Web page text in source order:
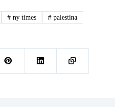
# ny times # palestina